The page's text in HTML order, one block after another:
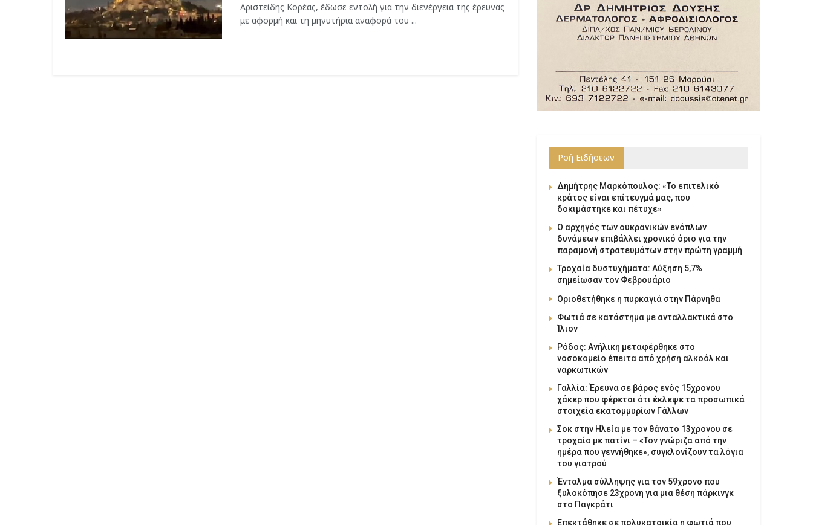
Αριστείδης Κορέας, έδωσε εντολή για την διενέργεια της έρευνας
με αφορμή και τη μηνυτήρια αναφορά του ...
Ροή Ειδήσεων
Δημήτρης Μαρκόπουλος: «Το επιτελικό
κράτος είναι επίτευγμά μας, που
δοκιμάστηκε και πέτυχε»
Ο αρχηγός των ουκρανικών ενόπλων
δυνάμεων επιβάλλει χρονικό όριο για την
παραμονή στρατευμάτων στην πρώτη γραμμή
Τροχαία δυστυχήματα: Αύξηση 5,7%
σημείωσαν τον Φεβρουάριο
Οριοθετήθηκε η πυρκαγιά στην Πάρνηθα
Φωτιά σε κατάστημα με ανταλλακτικά στο
Ίλιον
Ρόδος: Ανήλικη μεταφέρθηκε στο
νοσοκομείο έπειτα από χρήση αλκοόλ και
ναρκωτικών
Γαλλία: Έρευνα σε βάρος ενός 15χρονου
χάκερ που φέρεται ότι έκλεψε τα προσωπικά
στοιχεία εκατομμυρίων Γάλλων
Σοκ στην Ηλεία με τον θάνατο 13χρονου σε
τροχαίο με πατίνι – «Τον γνώριζα από την
ημέρα που γεννήθηκε», συγκλονίζουν τα λόγια
του γιατρού
Ένταλμα σύλληψης για τον 59χρονο που
ξυλοκόπησε 23χρονη για μια θέση πάρκινγκ
στο Παγκράτι
Επεκτάθηκε σε πολυκατοικία η φωτιά που